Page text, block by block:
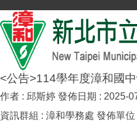
<公告>114學年度漳和國
作者 : 邱斯婷 發佈日期 : 2025-
資訊群組 : 漳和學務處 發佈單位